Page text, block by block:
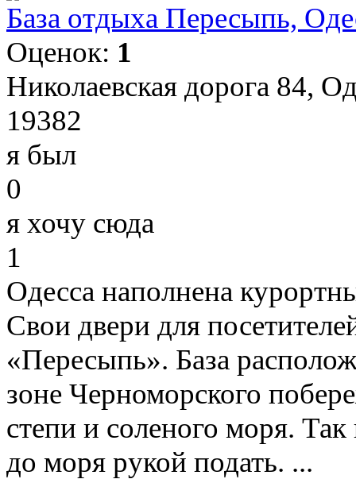
База отдыха Пересыпь,
Оценок: 1
Николаевская дорога 84,
19382
я был
0
я хочу сюда
1
Одесса наполнена
Свои двери для
«Пересыпь». База
зоне Черноморского
степи и соленого моря.
до моря рукой подать. ...